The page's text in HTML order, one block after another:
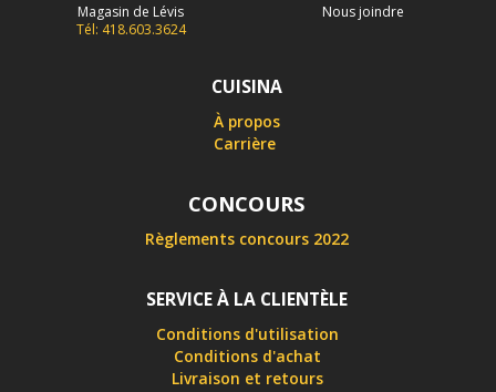
Magasin de Lévis
Tél: 418.603.3624
Nous joindre
CUISINA
À propos
Carrière
CONCOURS
Règlements concours 2022
SERVICE À LA CLIENTÈLE
Conditions d'utilisation
Conditions d'achat
Livraison et retours